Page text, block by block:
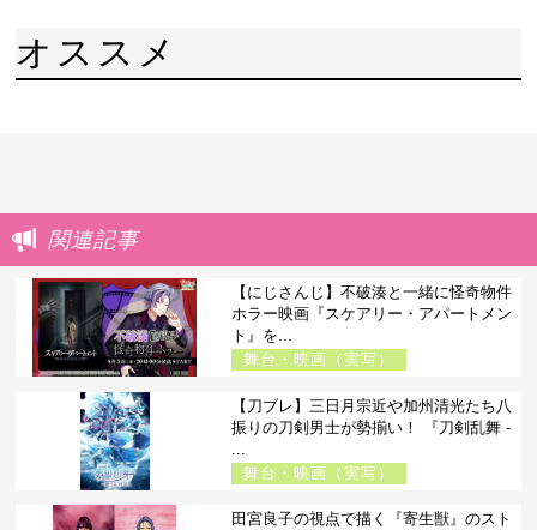
オススメ
関連記事
【にじさんじ】不破湊と一緒に怪奇物件
ホラー映画『スケアリー・アパートメン
ト』を...
舞台・映画（実写）
【刀ブレ】三日月宗近や加州清光たち八
振りの刀剣男士が勢揃い！ 『刀剣乱舞 -
舞台・映画（実写）
田宮良子の視点で描く『寄生獣』のスト